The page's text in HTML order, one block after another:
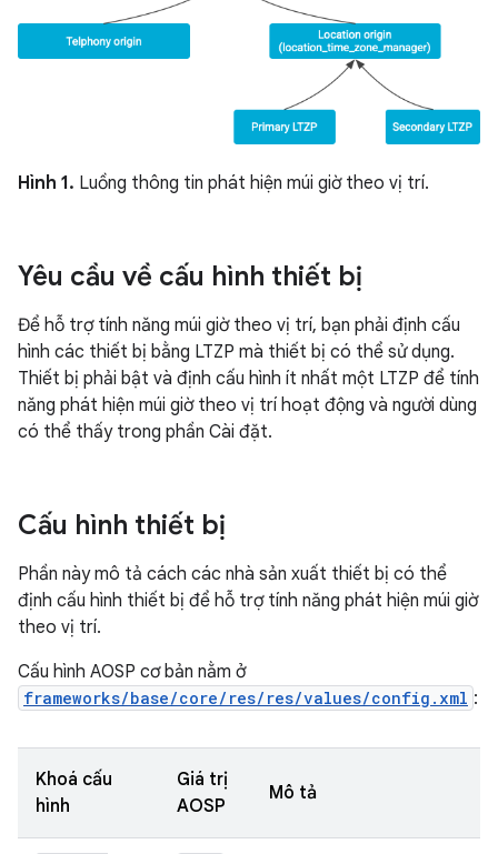
Hình 1. Luồng thông tin phát hiện múi giờ theo vị trí.
Yêu cầu về cấu hình thiết bị
Để hỗ trợ tính năng múi giờ theo vị trí, bạn phải định cấu
hình các thiết bị bằng LTZP mà thiết bị có thể sử dụng.
Thiết bị phải bật và định cấu hình ít nhất một LTZP để tính
năng phát hiện múi giờ theo vị trí hoạt động và người dùng
có thể thấy trong phần Cài đặt.
Cấu hình thiết bị
Phần này mô tả cách các nhà sản xuất thiết bị có thể
định cấu hình thiết bị để hỗ trợ tính năng phát hiện múi giờ
theo vị trí.
Cấu hình AOSP cơ bản nằm ở
frameworks/base/core/res/res/values/config.xml :
Khoá cấu
hình
Giá trị
AOSP
Mô tả